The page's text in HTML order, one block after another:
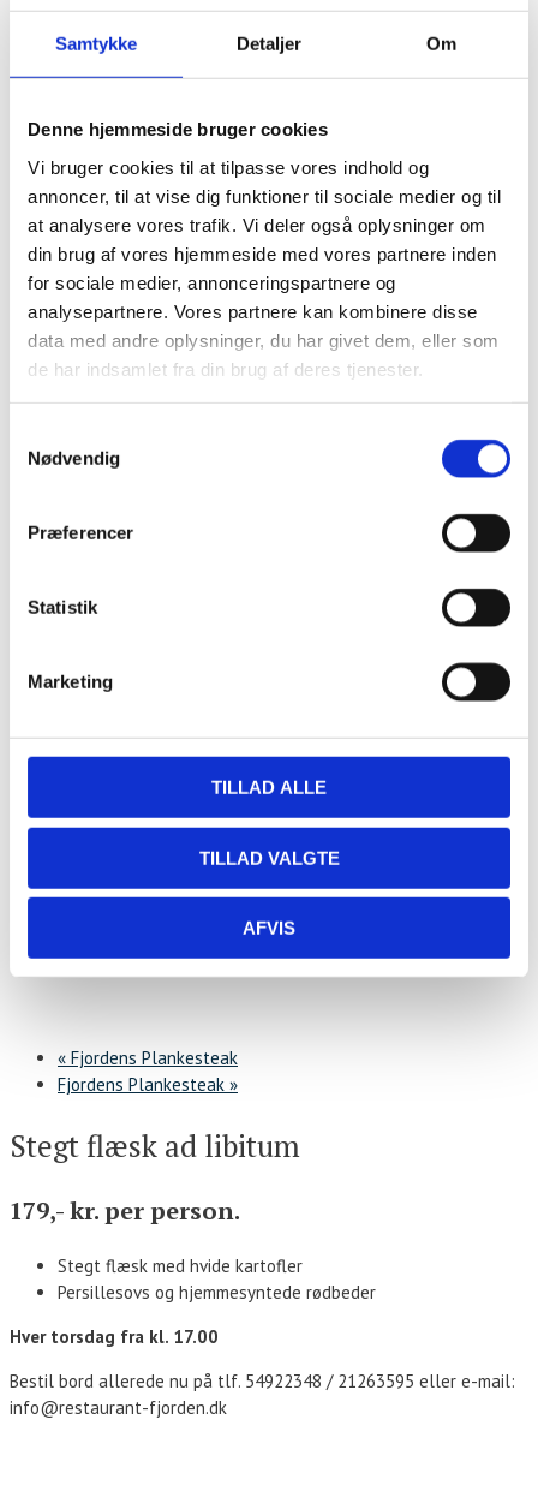
Samtykke Detaljer Om
Denne hjemmeside bruger cookies
Vi bruger cookies til at tilpasse vores indhold og
annoncer, til at vise dig funktioner til sociale medier og til
at analysere vores trafik. Vi deler også oplysninger om
din brug af vores hjemmeside med vores partnere inden
for sociale medier, annonceringspartnere og
analysepartnere. Vores partnere kan kombinere disse
data med andre oplysninger, du har givet dem, eller som
de har indsamlet fra din brug af deres tjenester.
Nødvendig
Præferencer
Statistik
Marketing
TILLAD ALLE
TILLAD VALGTE
AFVIS
Outlook 365
Outlook Live
Detaljer
Dato: 21/05/2027
Tidspunkt:
17:00 - 19:30
Serie:
Sted
Hestehovedet 5
« Fjordens Plankesteak
Fjordens Plankesteak »
Stegt flæsk ad libitum
179,- kr. per person.
Stegt flæsk med hvide kartofler
Persillesovs og hjemmesyntede rødbeder
Hver torsdag fra kl. 17.00
Bestil bord allerede nu på tlf. 54922348 / 21263595 eller e-mail:
info@restaurant-fjorden.dk